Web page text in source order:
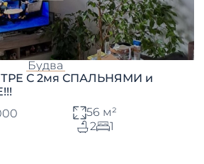
Будва
С 2мя СПАЛЬНЯМИ и
56 м²
2
1